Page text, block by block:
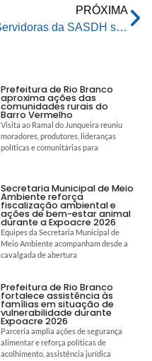
PRÓXIMA
Servidoras da SASDH são homenageadas com café da manhã pelo Dia Internacional da Mulher
Prefeitura de Rio Branco
aproxima ações das
comunidades rurais do
Barro Vermelho
Visita ao Ramal do Junqueira reuniu
moradores, produtores, lideranças
políticas e comunitárias para
Secretaria Municipal de Meio
Ambiente reforça
fiscalização ambiental e
ações de bem-estar animal
durante a Expoacre 2026
Equipes da Secretaria Municipal de
Meio Ambiente acompanham desde a
cavalgada de abertura
Prefeitura de Rio Branco
fortalece assistência às
famílias em situação de
vulnerabilidade durante
Expoacre 2026
Parceria amplia ações de segurança
alimentar e reforça políticas de
acolhimento, assistência jurídica